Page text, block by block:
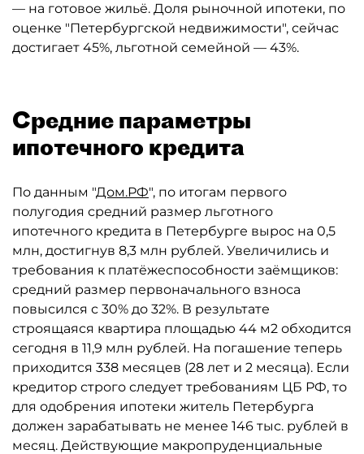
— на готовое жильё. Доля рыночной ипотеки, по
оценке "Петербургской недвижимости", сейчас
достигает 45%, льготной семейной — 43%.
Средние параметры
ипотечного кредита
По данным "Дом.РФ", по итогам первого
полугодия средний размер льготного
ипотечного кредита в Петербурге вырос на 0,5
млн, достигнув 8,3 млн рублей. Увеличились и
требования к платёжеспособности заёмщиков:
средний размер первоначального взноса
повысился с 30% до 32%. В результате
строящаяся квартира площадью 44 м2 обходится
сегодня в 11,9 млн рублей. На погашение теперь
приходится 338 месяцев (28 лет и 2 месяца). Если
кредитор строго следует требованиям ЦБ РФ, то
для одобрения ипотеки житель Петербурга
должен зарабатывать не менее 146 тыс. рублей в
месяц. Действующие макропруденциальные